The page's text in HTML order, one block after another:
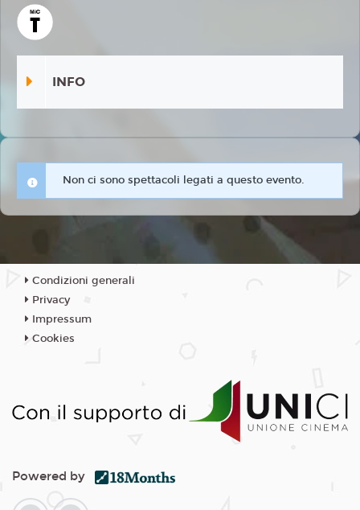
INFO
Non ci sono spettacoli legati a questo evento.
Condizioni generali
Privacy
Impressum
Cookies
Powered by